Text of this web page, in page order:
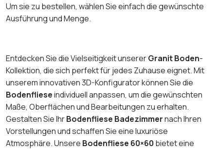
Um sie zu bestellen, wählen Sie einfach die gewünschte
Ausführung und Menge.
Entdecken Sie die Vielseitigkeit unsererGranit Boden-
Kollektion, die sich perfekt für jedes Zuhause eignet. Mit
unserem innovativen 3D-Konfigurator können Sie die
Bodenflieseindividuell anpassen, um die gewünschten
Maße, Oberflächen und Bearbeitungen zu erhalten.
Gestalten Sie IhrBodenfliese Badezimmernach Ihren
Vorstellungen und schaffen Sie eine luxuriöse
Atmosphäre. Unsere Bodenfliese 60×60 bietet eine